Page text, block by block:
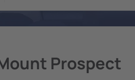
Prospect